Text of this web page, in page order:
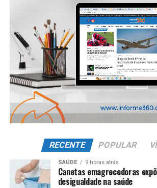
RECENTE POPULAR
SAÚDE 9 horas atrás
Canetas emagrecedoras
desigualdade na saúde